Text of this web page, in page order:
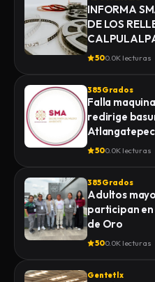
INFORMA
DE LOS
500.0K lecturas
385 Grados
Falla
redirige
Atlangatepec
500.0K lecturas
385 Grados
Adultos
participan en
de Oro
500.0K lecturas
Gentetlx